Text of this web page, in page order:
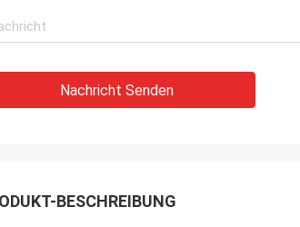
Nachricht Senden
BESCHREIBUNG